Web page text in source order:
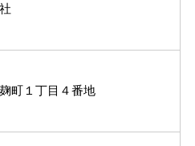
町１丁目４番地